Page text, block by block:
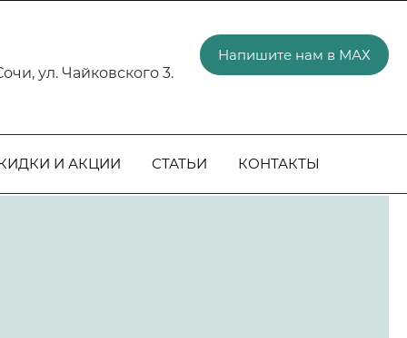
ул. Чайковского 3.
Напишите нам в МАХ
И АКЦИИ СТАТЬИ КОНТАКТЫ